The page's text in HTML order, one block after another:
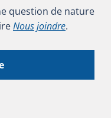
question de nature
Nous joindre.